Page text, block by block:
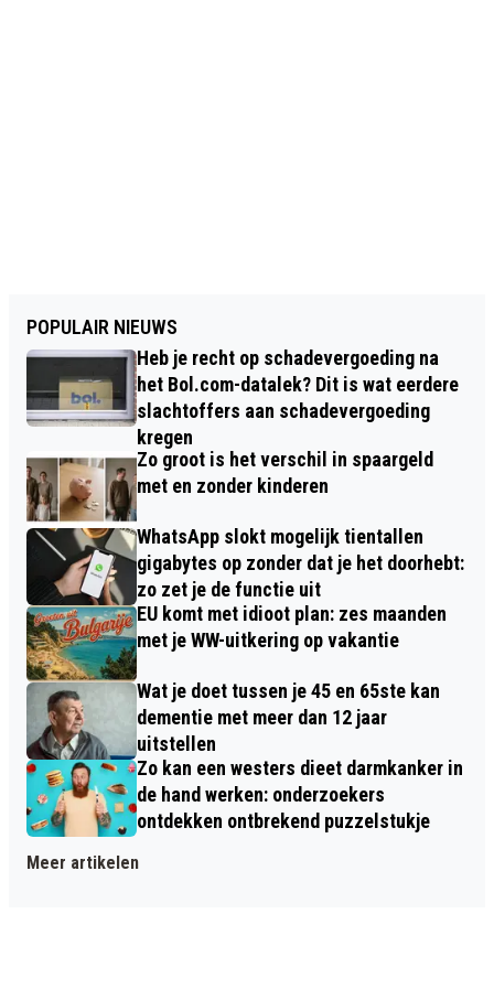
POPULAIR NIEUWS
Heb je recht op schadevergoeding na
het Bol.com-datalek? Dit is wat eerdere
slachtoffers aan schadevergoeding
kregen
Zo groot is het verschil in spaargeld
met en zonder kinderen
WhatsApp slokt mogelijk tientallen
gigabytes op zonder dat je het doorhebt:
zo zet je de functie uit
EU komt met idioot plan: zes maanden
met je WW-uitkering op vakantie
Wat je doet tussen je 45 en 65ste kan
dementie met meer dan 12 jaar
uitstellen
Zo kan een westers dieet darmkanker in
de hand werken: onderzoekers
ontdekken ontbrekend puzzelstukje
Meer artikelen